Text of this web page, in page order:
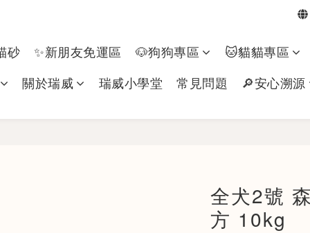
砂 ✨新朋友免運區 🐶狗狗專區​
🐱貓貓專區
關於瑞威
瑞威小學堂 常見問題 🔎安心溯源
全犬2號
方 10kg